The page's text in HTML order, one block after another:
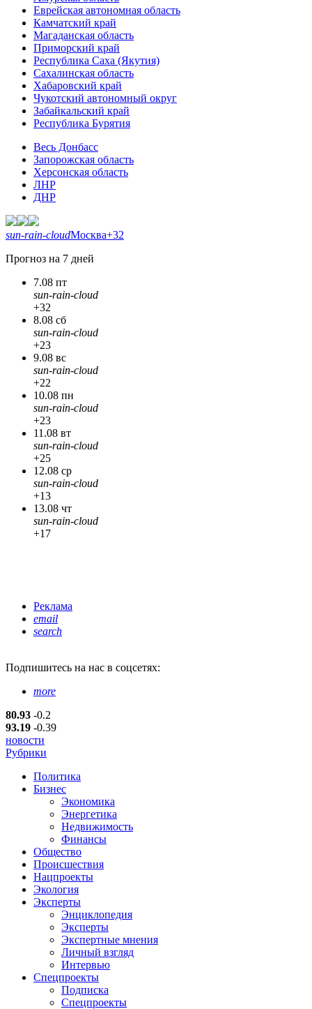
Еврейская автономная область
Камчатский край
Магаданская область
Приморский край
Республика Саха (Якутия)
Сахалинская область
Хабаровский край
Чукотский автономный округ
Забайкальский край
Республика Бурятия
Весь Донбасс
Запорожская область
Херсонская область
ЛНР
ДНР
sun-rain-cloudМосква+32
Прогноз на 7 дней
7.08 пт
sun-rain-cloud
+32
8.08 сб
sun-rain-cloud
+23
9.08 вс
sun-rain-cloud
+22
10.08 пн
sun-rain-cloud
+23
11.08 вт
sun-rain-cloud
+25
12.08 ср
sun-rain-cloud
+13
13.08 чт
sun-rain-cloud
+17
Реклама
email
search
Подпишитесь на нас в соцсетях:
more
80.93 -0.2
93.19 -0.39
новости
Рубрики
Политика
Бизнес
Экономика
Энергетика
Недвижимость
Финансы
Общество
Происшествия
Нацпроекты
Экология
Эксперты
Энциклопедия
Эксперты
Экспертные мнения
Личный взгляд
Интервью
Спецпроекты
Подписка
Спецпроекты